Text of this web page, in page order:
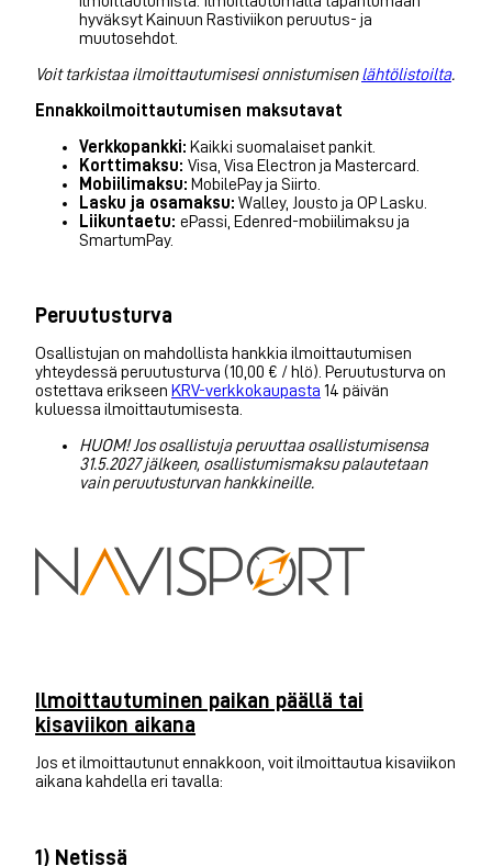
hyväksyt Kainuun Rastiviikon peruutus- ja
muutosehdot.
Voit tarkistaa ilmoittautumisesi onnistumisenlähtölistoilta.
Ennakkoilmoittautumisen maksutavat
Verkkopankki: Kaikki suomalaiset pankit.
Korttimaksu: Visa, Visa Electron ja Mastercard.
Mobiilimaksu: MobilePay ja Siirto.
Lasku ja osamaksu: Walley, Jousto ja OP Lasku.
Liikuntaetu: ePassi, Edenred-mobiilimaksu ja
SmartumPay.
Peruutusturva
Osallistujan on mahdollista hankkia ilmoittautumisen
yhteydessä peruutusturva (10,00 € / hlö). Peruutusturva on
ostettava erikseen KRV-verkkokaupasta 14 päivän
kuluessa ilmoittautumisesta.
HUOM! Jos osallistuja peruuttaa osallistumisensa
31.5.2027 jälkeen, osallistumismaksu palautetaan
vain peruutusturvan hankkineille.
Ilmoittautuminen paikan päällä tai
kisaviikon aikana
Jos et ilmoittautunut ennakkoon, voit ilmoittautua kisaviikon
aikana kahdella eri tavalla:
1) Netissä